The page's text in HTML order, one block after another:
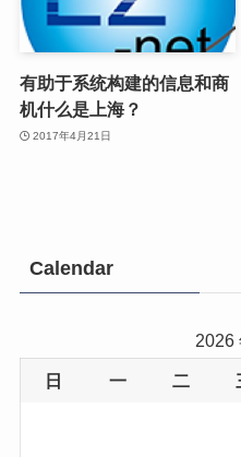
有助于系统构建的信息和商
机什么是上海？
2017年4月21日
Calendar
2026
日 一 二